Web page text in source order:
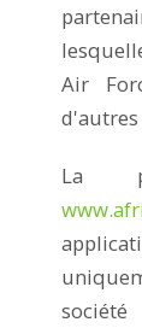
Air
d'autres
La